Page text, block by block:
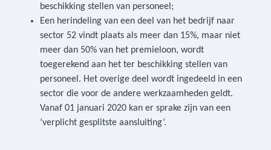
beschikking stellen van personeel;
Een herindeling van een deel van het bedrijf naar
sector 52 vindt plaats als meer dan 15%, maar niet
meer dan 50% van het premieloon, wordt
toegerekend aan het ter beschikking stellen van
personeel. Het overige deel wordt ingedeeld in een
sector die voor de andere werkzaamheden geldt.
Vanaf 01 januari 2020 kan er sprake zijn van een
‘verplicht gesplitste aansluiting’.